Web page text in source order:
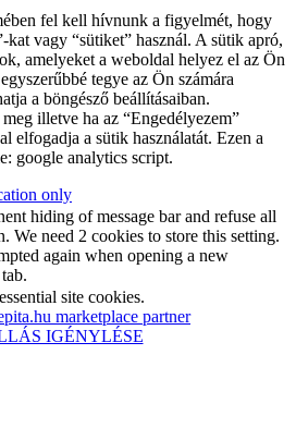
fel kell hívnunk a figyelmét, hogy
kat vagy “sütiket” használ. A sütik apró,
amelyeket a weboldal helyez el az Ön
tegye az Ön számára
a böngésző beállításaiban.
illetve ha az “Engedélyezem”
elfogadja a sütik használatát. Ezen a
google analytics script.
only
hiding of message bar and refuse all
We need 2 cookies to store this setting.
again when opening a new
site cookies.
marketplace partner
IGÉNYLÉSE